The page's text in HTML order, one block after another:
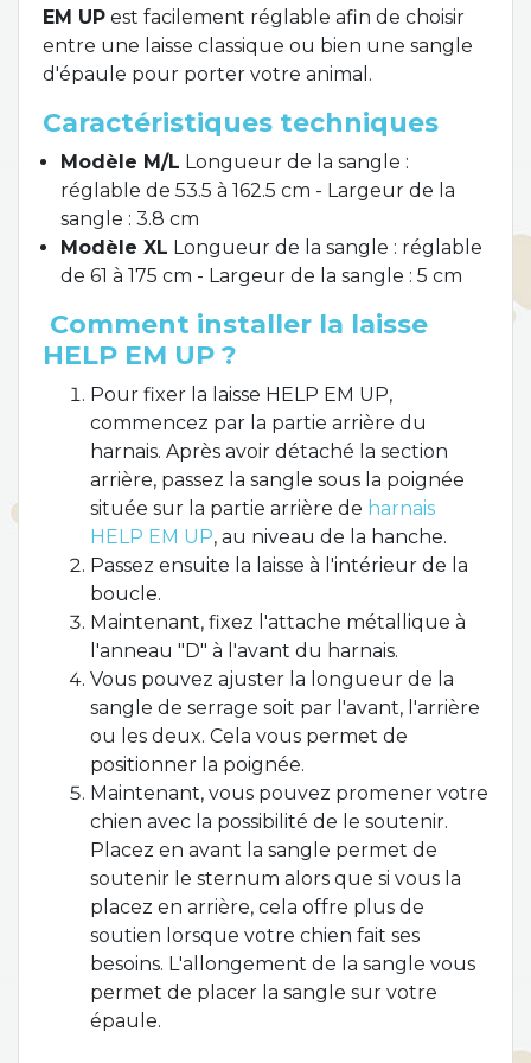
EM UP est facilement réglable afin de choisir
entre une laisse classique ou bien une sangle
d'épaule pour porter votre animal.
Caractéristiques techniques
Modèle M/L Longueur de la sangle :
réglable de 53.5 à 162.5 cm - Largeur de la
sangle : 3.8 cm
Modèle XL Longueur de la sangle : réglable
de 61 à 175 cm - Largeur de la sangle : 5 cm
Comment installer la laisse
HELP EM UP ?
Pour fixer la laisse HELP EM UP,
commencez par la partie arrière du
harnais. Après avoir détaché la section
arrière, passez la sangle sous la poignée
située sur la partie arrière de harnais
HELP EM UP, au niveau de la hanche.
Passez ensuite la laisse à l'intérieur de la
boucle.
Maintenant, fixez l'attache métallique à
l'anneau "D" à l'avant du harnais.
Vous pouvez ajuster la longueur de la
sangle de serrage soit par l'avant, l'arrière
ou les deux. Cela vous permet de
positionner la poignée.
Maintenant, vous pouvez promener votre
chien avec la possibilité de le soutenir.
Placez en avant la sangle permet de
soutenir le sternum alors que si vous la
placez en arrière, cela offre plus de
soutien lorsque votre chien fait ses
besoins. L'allongement de la sangle vous
permet de placer la sangle sur votre
épaule.